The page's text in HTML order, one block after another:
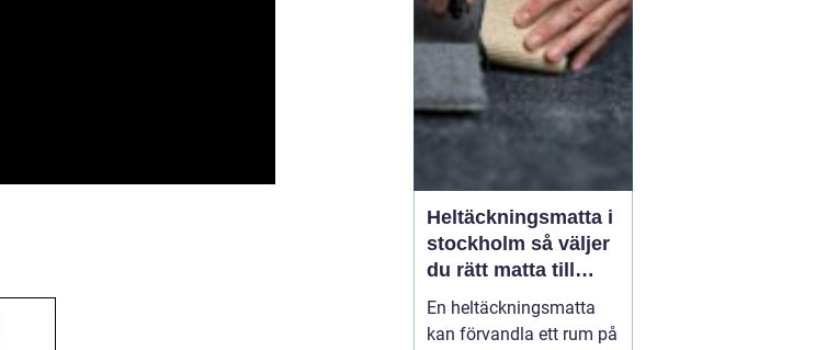
Heltäckningsmatta i
stockholm så väljer
du rätt matta till
hem och kontor
En heltäckningsmatta
kan förvandla ett rum på